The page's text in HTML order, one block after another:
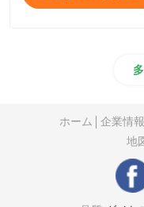
ホーム 企業情報
地